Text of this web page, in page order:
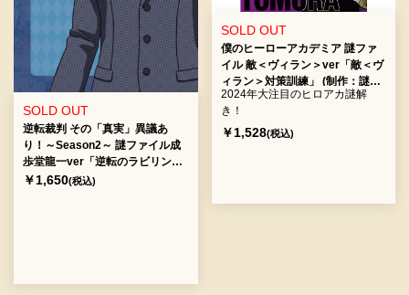
SOLD OUT
逆転裁判 その「真実」異議あ
り！～Season2～ 謎ファイル成
歩堂龍一ver「逆転のラビリン
ス」(制作：よだかのレコード)
￥1,650(税込)
SOLD OUT
僕のヒーローアカデミア 謎ファ
イル 敵＜ヴィラン＞ver「敵＜ヴ
ィラン＞対策訓練」 (制作：謎解
敵＜ヴィラン＞連合) [送料ウエイ
ト：2]
2024年大注目のヒロアカ謎解
き！
￥1,528(税込)